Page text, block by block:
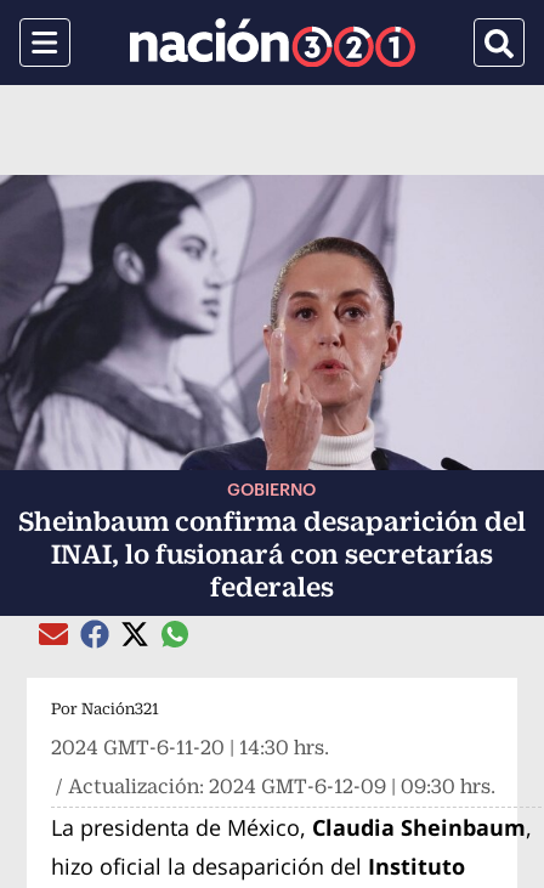
Menu
GOBIERNO
Sheinbaum confirma desaparición del
INAI, lo fusionará con secretarías
federales
Compartir el artículo actual mediante Email
Compartir el artículo actual mediante Facebook
Compartir el artículo actual mediante Twitter
Compartir el artículo actual mediante
Por Nación321
2024 GMT-6-11-20 | 14:30 hrs.
/ Actualización:2024 GMT-6-12-09 | 09:30 hrs.
La presidenta de México, Claudia Sheinbaum,
hizo oficial la desaparición del Instituto